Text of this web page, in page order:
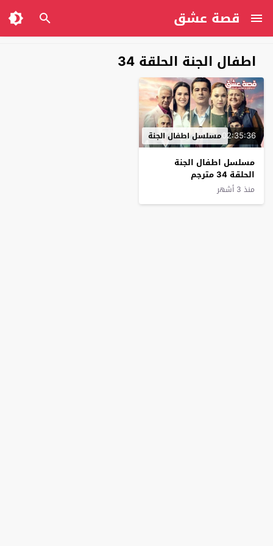
قصة عشق
اطفال الجنة الحلقة 34
02:35:36مسلسل اطفال الجنة
مسلسل اطفال الجنة
الحلقة 34 مترجم
منذ 3 أشهر